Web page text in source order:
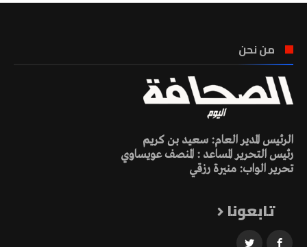
من نحن
الرئيس المدير العام: سعيد بن كريم
رئيس التحرير المساعد : المنصف عويساوي
تحرير الواب: منيرة رزقي
تابعونا